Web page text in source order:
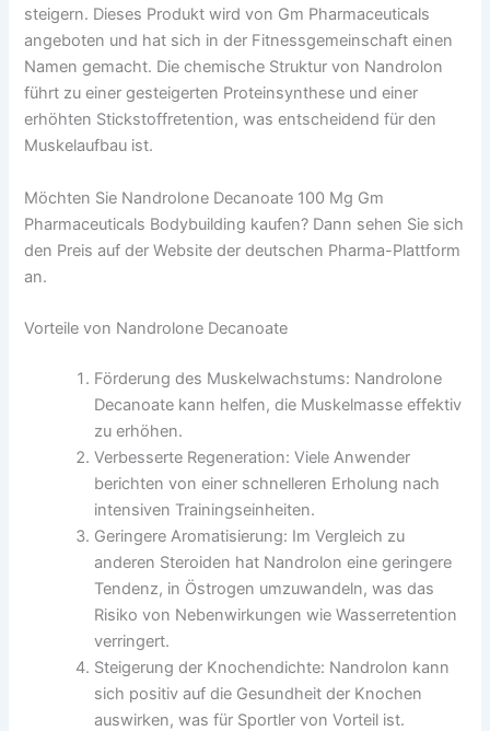
steigern. Dieses Produkt wird von Gm Pharmaceuticals
angeboten und hat sich in der Fitnessgemeinschaft einen
Namen gemacht. Die chemische Struktur von Nandrolon
führt zu einer gesteigerten Proteinsynthese und einer
erhöhten Stickstoffretention, was entscheidend für den
Muskelaufbau ist.
Möchten Sie Nandrolone Decanoate 100 Mg Gm
Pharmaceuticals Bodybuilding kaufen? Dann sehen Sie sich
den Preis auf der Website der deutschen Pharma-Plattform
an.
Vorteile von Nandrolone Decanoate
Förderung des Muskelwachstums: Nandrolone
Decanoate kann helfen, die Muskelmasse effektiv
zu erhöhen.
Verbesserte Regeneration: Viele Anwender
berichten von einer schnelleren Erholung nach
intensiven Trainingseinheiten.
Geringere Aromatisierung: Im Vergleich zu
anderen Steroiden hat Nandrolon eine geringere
Tendenz, in Östrogen umzuwandeln, was das
Risiko von Nebenwirkungen wie Wasserretention
verringert.
Steigerung der Knochendichte: Nandrolon kann
sich positiv auf die Gesundheit der Knochen
auswirken, was für Sportler von Vorteil ist.